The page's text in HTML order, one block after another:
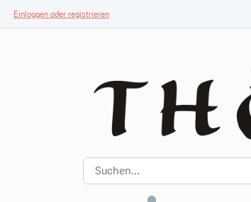
Einloggen oder registrieren